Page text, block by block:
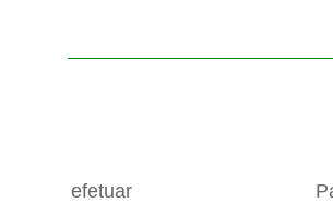
efetuar